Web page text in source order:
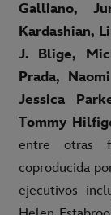
Galliano,
Kardashian,
J. Blige,
Prada,
Jessica
Tommy
entre otras
coproducida
ejecutivos